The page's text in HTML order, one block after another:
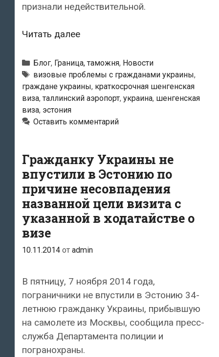
признали недействительной.
Читать далее19-
гражданина
Украины
не
впустили
Эстонию
Рубрики
Блог, Граница, таможня, Новости
Метки
визовые проблемы с гражданами украины,
граждане украины, краткосрочная шенгенская
виза,таллинский аэропорт, украина, шенгенская
виза, эстония
Оставить комментарий
Гражданку Украины не
впустили в Эстонию по
причине несовпадения
названной цели визита с
указанной в ходатайстве о
визе
10.11.2014 от admin
В пятницу, 7 ноября 2014 года,
пограничники не впустили в Эстонию 34-
летнюю гражданку Украины, прибывшую
на самолете из Москвы, сообщила пресс-
служба Департамента полиции и
погранохраны.